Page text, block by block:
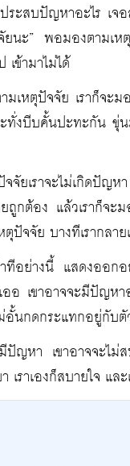
ระสบปัญหาอะไร เจ
ยนะ” พอมองตาม
ข้ามาไม่ได้
ามเหตุปัจจัย เราก็จ
ะทั่งบีบคั้นปะทะกัน
จัยเราจะไม่เกิดปัญ
กต้อง แล้วเราก็จะม
ตุปัจจัย บางทีเรากลาย
ทีอย่างนี้ แสดงออก
อ เขาอาจจะมีปัญห
อั้นกดกระแทกอยู่กับ
มีปัญหา เขาอาจจะไ
า เราเองก็สบายใจ